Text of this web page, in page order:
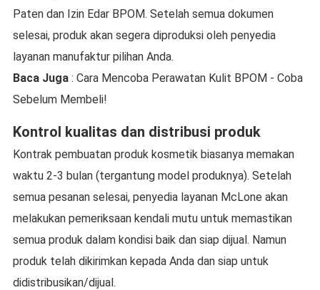
Paten dan Izin Edar BPOM. Setelah semua dokumen
selesai, produk akan segera diproduksi oleh penyedia
layanan manufaktur pilihan Anda.
Baca Juga: Cara Mencoba Perawatan Kulit BPOM - Coba
Sebelum Membeli!
Kontrol kualitas dan distribusi produk
Kontrak pembuatan produk kosmetik biasanya memakan
waktu 2-3 bulan (tergantung model produknya). Setelah
semua pesanan selesai, penyedia layanan McLone akan
melakukan pemeriksaan kendali mutu untuk memastikan
semua produk dalam kondisi baik dan siap dijual. Namun
produk telah dikirimkan kepada Anda dan siap untuk
didistribusikan/dijual.